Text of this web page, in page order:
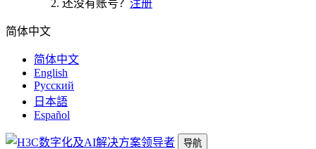
还没有账号？ 注册
简体中文
简体中文
English
Русский
日本語
Español
导航